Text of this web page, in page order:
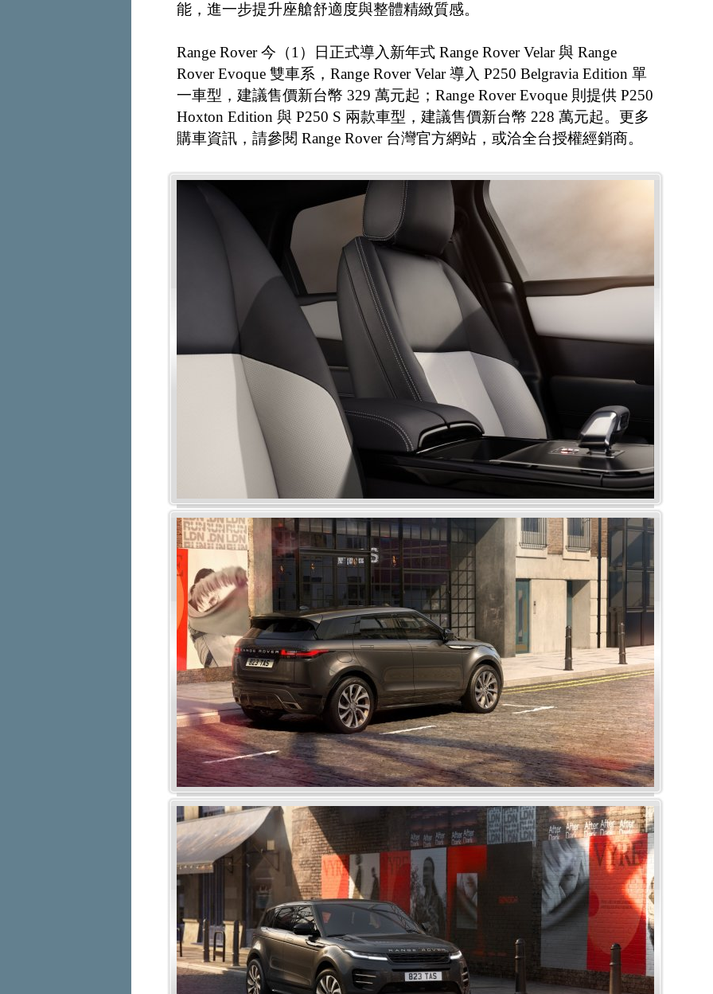
能，進一步提升座艙舒適度與整體精緻質感。
Range Rover 今（1）日正式導入新年式 Range Rover Velar 與 Range
Rover Evoque 雙車系，Range Rover Velar 導入 P250 Belgravia Edition 單
一車型，建議售價新台幣 329 萬元起；Range Rover Evoque 則提供 P250
Hoxton Edition 與 P250 S 兩款車型，建議售價新台幣 228 萬元起。更多
購車資訊，請參閱 Range Rover 台灣官方網站，或洽全台授權經銷商。